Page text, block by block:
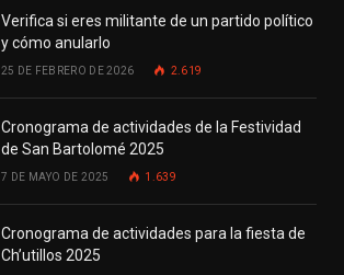
Verifica si eres militante de un partido político
y cómo anularlo
25 DE FEBRERO DE 2026 2.619
Cronograma de actividades de la Festividad
de San Bartolomé 2025
7 DE MAYO DE 2025 1.639
Cronograma de actividades para la fiesta de
Ch’utillos 2025